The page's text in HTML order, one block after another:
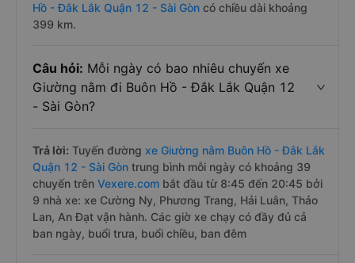
Hồ - Đắk Lắk Quận 12 - Sài Gòn có chiều dài khoảng
399 km.
Câu hỏi: Mỗi ngày có bao nhiêu chuyến xe
Giường nằm đi Buôn Hồ - Đắk Lắk Quận 12
- Sài Gòn?
Trả lời: Tuyến đường xe Giường nằm Buôn Hồ - Đắk Lắk
Quận 12 - Sài Gòn trung bình mỗi ngày có khoảng 39
chuyến trên Vexere.com bắt đầu từ 8:45 đến 20:45 bởi
9 nhà xe: xe Cường Ny, Phương Trang, Hải Luân, Thảo
Lan, An Đạt vận hành. Các giờ xe chạy có đầy đủ cả
ban ngày, buổi trưa, buổi chiều, ban đêm